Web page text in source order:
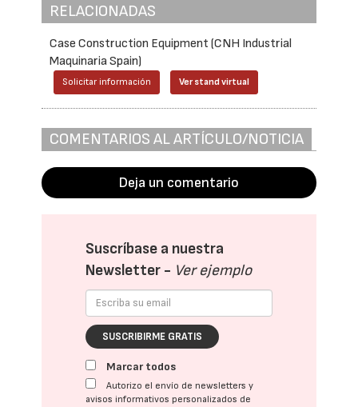
RELACIONADAS
Case Construction Equipment (CNH Industrial
Maquinaria Spain)
Solicitar información Ver stand virtual
COMENTARIOS AL ARTÍCULO/NOTICIA
Deja un comentario
Suscríbase a nuestra
Newsletter - Ver ejemplo
SUSCRIBIRME GRATIS
Marcar todos
Autorizo el envío de newsletters y
avisos informativos personalizados de